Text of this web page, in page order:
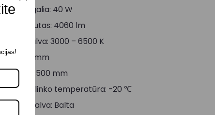
galia: 40 W
srautas: 4060 lm
spalva: 3000 – 6500 K
66 mm
500 mm
aplinko temperatūra: -20 ℃
spalva: Balta